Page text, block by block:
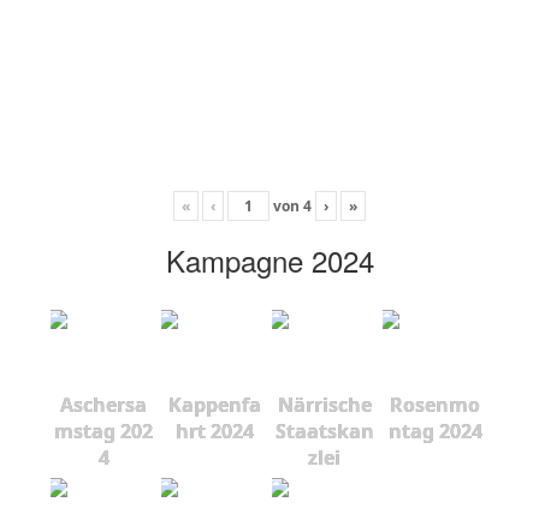
« ‹ von 4 › »
Kampagne 2024
Aschersa
mstag 202
4
Kappenfa
hrt 2024
Närrische
Staatskan
zlei
Rosenmo
ntag 2024